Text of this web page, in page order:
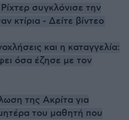
συγκλόνισε την
κτίρια - Δείτε βίντεο
και η καταγγελία:
όσα έζησε με τον
της Ακρίτα για
του μαθητή που